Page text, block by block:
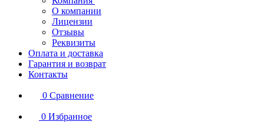
О компании
Лицензии
Отзывы
Реквизиты
Оплата и доставка
Гарантия и возврат
Контакты
0 Сравнение
0 Избранное